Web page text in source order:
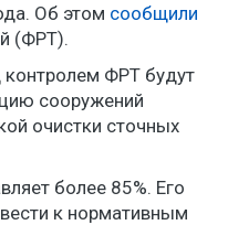
Об этом сообщили
(ФРТ).
контролем ФРТ будут
сооружений
очистки сточных
более 85%. Его
к нормативным